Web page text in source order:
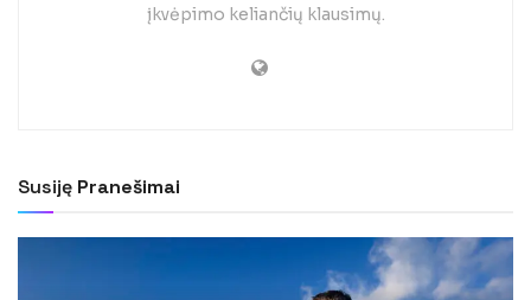
įkvėpimo keliančių klausimų.
Susiję Pranešimai